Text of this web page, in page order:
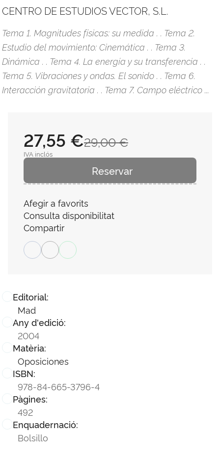
CENTRO DE ESTUDIOS VECTOR, S.L.
Tema 1. Magnitudes físicas: su medida . . Tema 2.
Estudio del movimiento: Cinemática . . Tema 3.
Dinámica . . Tema 4. La energía y su transferencia . .
Tema 5. Vibraciones y ondas. El sonido . . Tema 6.
Interacción gravitatoria . . Tema 7. Campo eléctrico ...
Editorial:
Mad
Any d'edició:
2004
Matèria:
Oposiciones
ISBN:
978-84-665-3796-4
Pàgines:
492
Enquadernació:
Bolsillo
29,00 €
27,55 €
IVA inclós
Reservar
Afegir a favorits
Consulta disponibilitat
Compartir